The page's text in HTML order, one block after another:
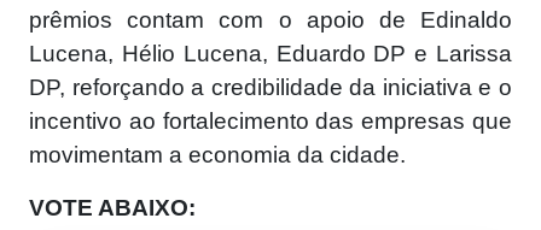
prêmios contam com o apoio de Edinaldo
Lucena, Hélio Lucena, Eduardo DP e Larissa
DP, reforçando a credibilidade da iniciativa e o
incentivo ao fortalecimento das empresas que
movimentam a economia da cidade.
VOTE ABAIXO: